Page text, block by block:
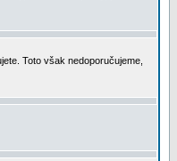
Toto však nedoporučujeme,